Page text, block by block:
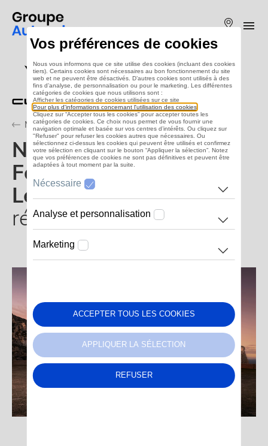
contenu
principal
Magazine
Nouveaux CUPRA
Formentor et CUPRA
Leon: Conçus pour
réveiller vos sens
Vos préférences de cookies
Nous vous informons que ce site utilise des cookies (incluant des cookies
tiers). Certains cookies sont nécessaires au bon fonctionnement du site
web et ne peuvent être désactivés. D’autres cookies sont utilisés à des
fins d’analyse, de personnalisation ou pour le marketing. Les différentes
catégories de cookies que nous utilisons sont :
Afficher les catégories de cookies utilisées sur ce site
Pour plus d'informations concernant l'utilisation des cookies
Cliquez sur “Accepter tous les cookies” pour accepter toutes les
catégories de cookies. Ce choix nous permet de vous fournir une
navigation optimale et basée sur vos centres d’intérêts. Ou cliquez sur
"Refuser" pour refuser les cookies autres que nécessaires. Ou
sélectionnez ci-dessus les cookies qui peuvent être utilisés et confirmez
votre sélection en cliquant sur le bouton “Appliquer la sélection”. Notez
que vos préférences de cookies ne sont pas définitives et peuvent être
adaptées à tout moment par la suite.
Nécessaire
Analyse et personnalisation
Marketing
ACCEPTER TOUS LES COOKIES
REFUSER
APPLIQUER LA SÉLECTION